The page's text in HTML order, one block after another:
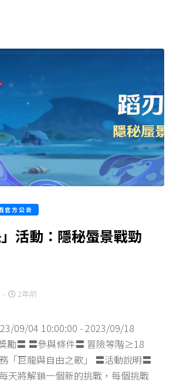
官方公告
」活動：隱秘蜃景戰勁
- 2年前
09/04 10:00:00 - 2023/09/18
勵〓 〓參與條件〓 冒險等階≥18
「巨龍與自由之歌」 〓活動說明〓
天將解鎖一個新的挑戰，每個挑戰